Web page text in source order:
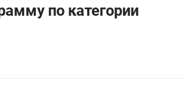
по категории